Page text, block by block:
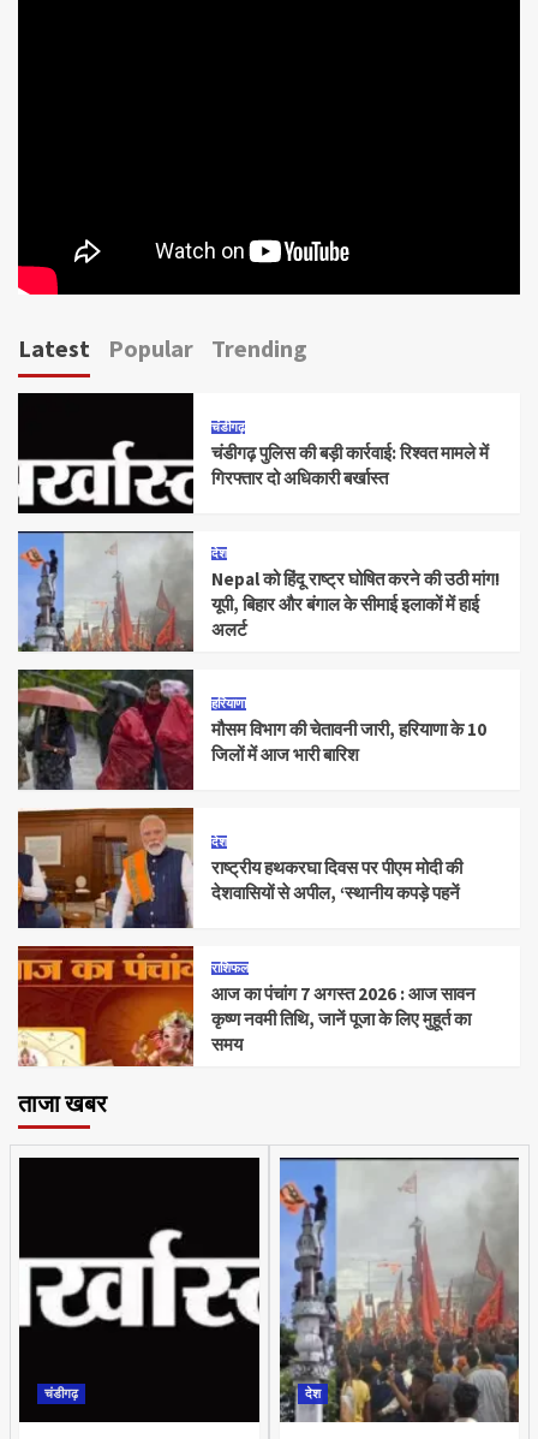
Latest Popular Trending
चंडीगढ़
चंडीगढ़ पुलिस की बड़ी कार्रवाई: रिश्वत मामले में
गिरफ्तार दो अधिकारी बर्खास्त
देश
Nepal को हिंदू राष्ट्र घोषित करने की उठी मांग!
यूपी, बिहार और बंगाल के सीमाई इलाकों में हाई
अलर्ट
हरियाणा
मौसम विभाग की चेतावनी जारी, हरियाणा के 10
जिलों में आज भारी बारिश
देश
राष्ट्रीय हथकरघा दिवस पर पीएम मोदी की
देशवासियों से अपील, ‘स्थानीय कपड़े पहनें
राशिफल
आज का पंचांग 7 अगस्त 2026 : आज सावन
कृष्ण नवमी तिथि, जानें पूजा के लिए मुहूर्त का
समय
ताजा खबर
चंडीगढ़ देश